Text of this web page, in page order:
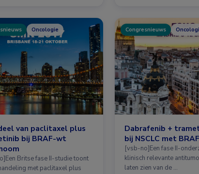
Oncologie
van paclitaxel plus
bij BRAF-wt
Britse fase II-studie toont
met paclitaxel plus
Congresnieuws
Dabrafenib +
bij NSCLC met
[vsb-no]Een fase II-
klinisch relevante
laten zien van de …